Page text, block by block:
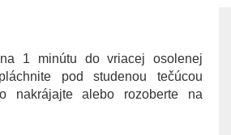
1 minútu do vriacej osolenej
pod studenou tečúcou
nakrájajte alebo rozoberte na